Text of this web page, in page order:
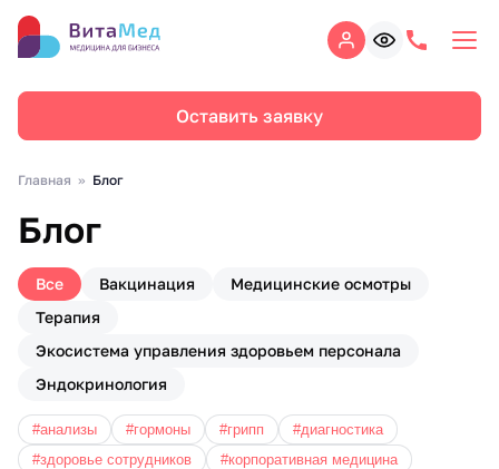
Оставить заявку
Главная Блог
Блог
Все Вакцинация
Медицинские осмотры
Терапия
Экосистема управления здоровьем персонала
Эндокринология
#анализы #гормоны #грипп
#диагностика
#здоровье сотрудников
#корпоративная медицина